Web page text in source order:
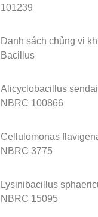
101239
Danh sách chủng vi
Bacillus
Alicyclobacillus
NBRC 100866
Cellulomonas
NBRC 3775
Lysinibacillus
NBRC 15095